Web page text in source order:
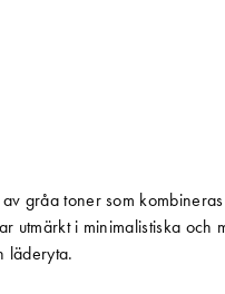
gråa toner som
utmärkt i minimalistiska och
läderyta.